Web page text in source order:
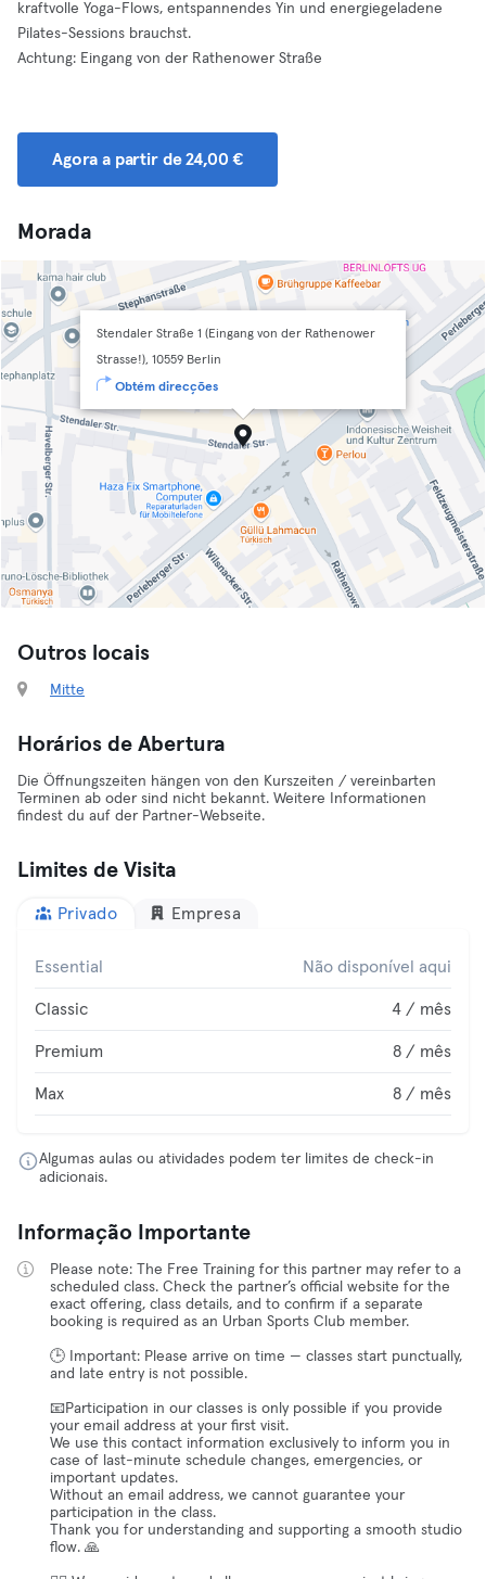
kraftvolle Yoga-Flows, entspannendes Yin und energiegeladene
Pilates-Sessions brauchst.
Achtung: Eingang von der Rathenower Straße
Agora a partir de 24,00 €
Morada
Stendaler Straße 1 (Eingang von der Rathenower
Strasse!), 10559 Berlin
Obtém direcções
Outros locais
Mitte
Horários de Abertura
Die Öffnungszeiten hängen von den Kurszeiten / vereinbarten
Terminen ab oder sind nicht bekannt. Weitere Informationen
findest du auf der Partner-Webseite.
Limites de Visita
Privado Empresa
Essential Não disponível aqui
Classic 4 / mês
Premium 8 / mês
Max 8 / mês
Algumas aulas ou atividades podem ter limites de check-in
adicionais.
Informação Importante
Please note: The Free Training for this partner may refer to a
scheduled class. Check the partner’s official website for the
exact offering, class details, and to confirm if a separate
booking is required as an Urban Sports Club member.
🕒 Important: Please arrive on time — classes start punctually,
and late entry is not possible.
📧Participation in our classes is only possible if you provide
your email address at your first visit.
We use this contact information exclusively to inform you in
case of last-minute schedule changes, emergencies, or
important updates.
Without an email address, we cannot guarantee your
participation in the class.
Thank you for understanding and supporting a smooth studio
flow. 🙏